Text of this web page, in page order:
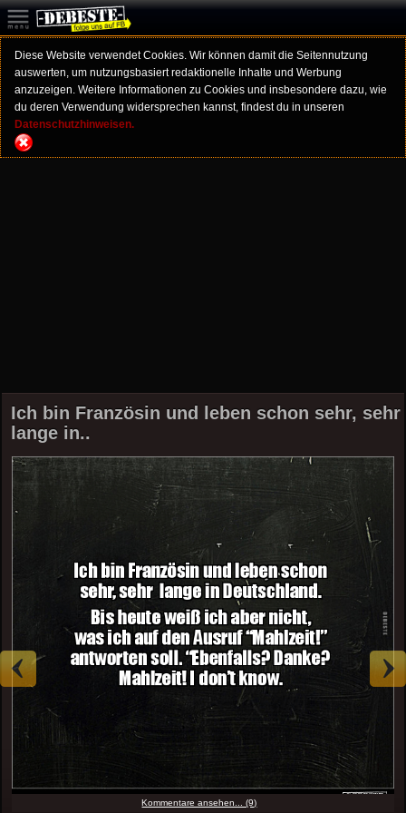
Diese Website verwendet Cookies. Wir können damit die Seitennutzung
auswerten, um nutzungsbasiert redaktionelle Inhalte und Werbung
anzuzeigen. Weitere Informationen zu Cookies und insbesondere dazu, wie
du deren Verwendung widersprechen kannst, findest du in unseren
Datenschutzhinweisen.
Ich bin Französin und leben schon sehr, sehr
lange in..
Kommentare ansehen... (9)